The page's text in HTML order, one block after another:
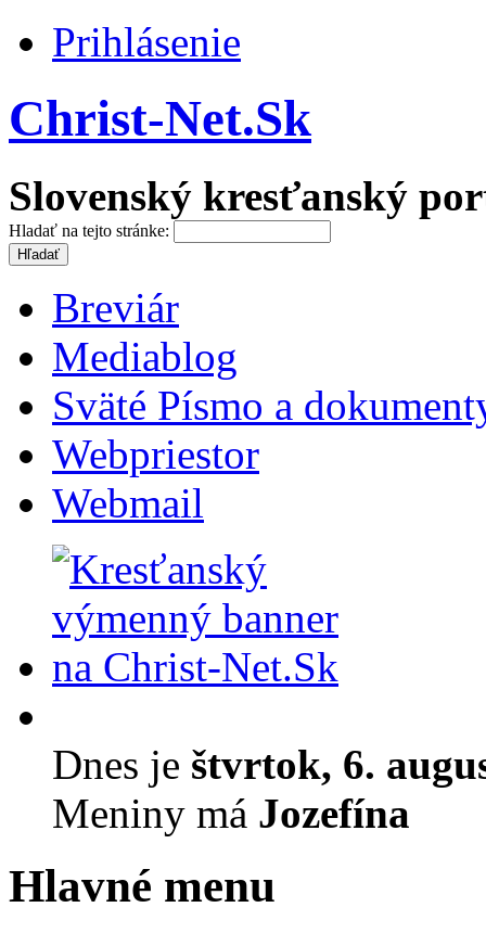
Prihlásenie
Christ-Net.Sk
Slovenský kresťanský
Hladať na tejto stránke:
Breviár
Mediablog
Sväté Písmo a
Webpriestor
Webmail
Dnes je štvrtok, 6.
Meniny má Jozefína
Hlavné menu